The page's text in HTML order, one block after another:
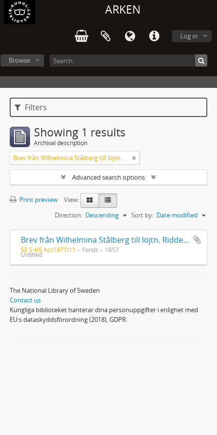
ARKEN
Log in
Browse
Filters
Showing 1 results
Archival description
Brev från Wilhelmina Stålberg till löjtn. Ridderstad 1857
Advanced search options
Print preview
View:
Sort by: Date modified
Direction: Descending
Brev från Wilhelmina Stålberg till löjtn. Ridderstad 1857
SE S-HS Acc1977/11 Fonds 1857
Untitled
The National Library of Sweden
Contact us
Kungliga biblioteket hanterar dina personuppgifter i enlighet med
EU:s dataskyddsförordning (2018), GDPR.